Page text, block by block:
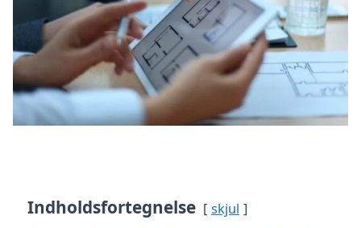
Indholdsfortegnelse skjul